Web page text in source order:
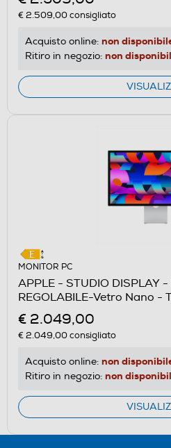
€ 2.509,00consigliato
Acquisto online: non
Ritiro in negozio: non
MONITOR PC
APPLE - STUDIO DISPLAY -
REGOLABILE-Vetro Nano -
€ 2.049,00
€ 2.049,00consigliato
Acquisto online: non
Ritiro in negozio: non